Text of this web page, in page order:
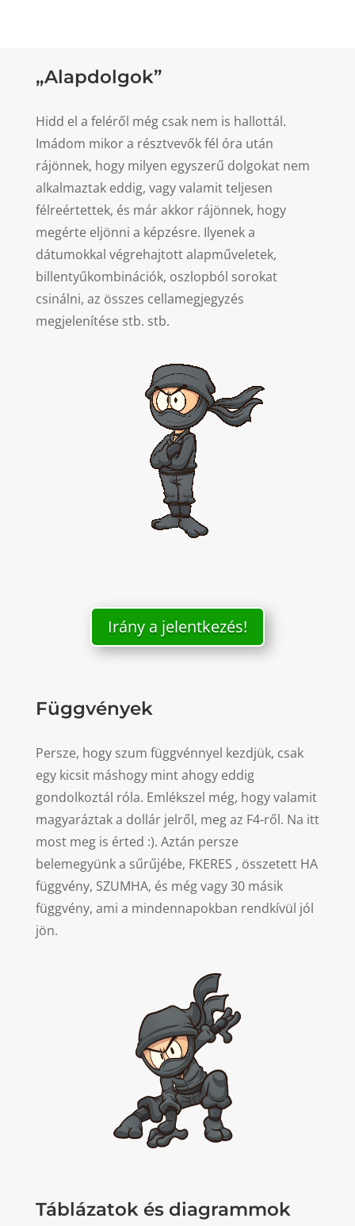
„Alapdolgok”
Hidd el a feléről még csak nem is hallottál.
Imádom mikor a résztvevők fél óra után
rájönnek, hogy milyen egyszerű dolgokat nem
alkalmaztak eddig, vagy valamit teljesen
félreértettek, és már akkor rájönnek, hogy
megérte eljönni a képzésre. Ilyenek a
dátumokkal végrehajtott alapműveletek,
billentyűkombinációk, oszlopból sorokat
csinálni, az összes cellamegjegyzés
megjelenítése stb. stb.
Irány a jelentkezés!
Függvények
Persze, hogy szum függvénnyel kezdjük, csak
egy kicsit máshogy mint ahogy eddig
gondolkoztál róla. Emlékszel még, hogy valamit
magyaráztak a dollár jelről, meg az F4-ről. Na itt
most meg is érted :). Aztán persze
belemegyünk a sűrűjébe, FKERES , összetett HA
függvény, SZUMHA, és még vagy 30 másik
függvény, ami a mindennapokban rendkívül jól
jön.
Táblázatok és diagrammok